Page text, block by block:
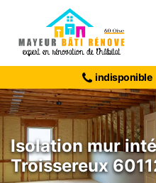
indisponible
Isolation mur
Troissereux